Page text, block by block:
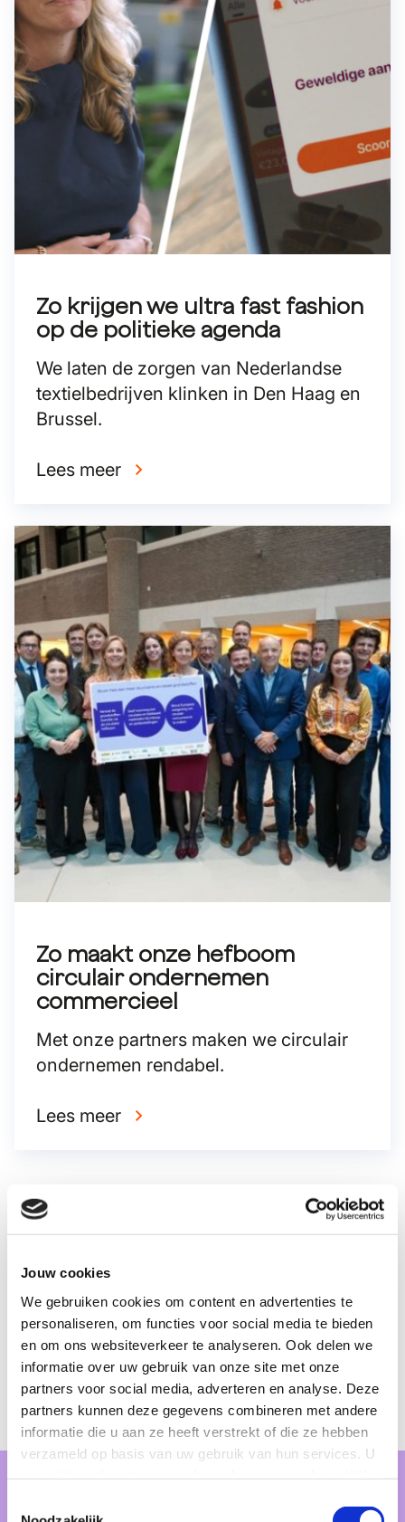
Jouw cookies
We gebruiken cookies om content en advertenties te
personaliseren, om functies voor social media te bieden
en om ons websiteverkeer te analyseren. Ook delen we
informatie over uw gebruik van onze site met onze
partners voor social media, adverteren en analyse. Deze
partners kunnen deze gegevens combineren met andere
informatie die u aan ze heeft verstrekt of die ze hebben
verzameld op basis van uw gebruik van hun services. U
Zo krijgen we ultra fast fashion
op de politieke agenda
We laten de zorgen van Nederlandse
textielbedrijven klinken in Den Haag en
Brussel.
Lees meer
Zo maakt onze hefboom
circulair ondernemen
commercieel
Met onze partners maken we circulair
ondernemen rendabel.
Lees meer
Deze bedrijven zijn al
partner
Bij Future Up zijn alle partners die het
voedselsysteem in positieve zin willen
veranderen vertegenwoordigd. Samen
maken we een toekomstbestendig
voedselsysteem.